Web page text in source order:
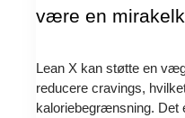
være en
Lean X kan støtte en
reducere cravings,
kaloriebegrænsning. Det